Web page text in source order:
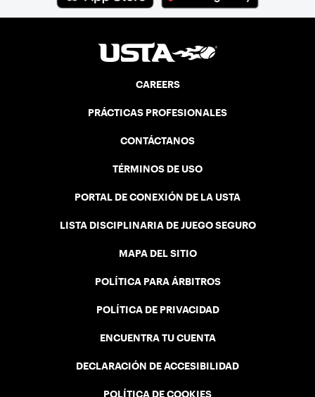
CAREERS
PRÁCTICAS PROFESIONALES
CONTÁCTANOS
TÉRMINOS DE USO
PORTAL DE CONEXIÓN DE LA USTA
LISTA DISCIPLINARIA DE JUEGO SEGURO
MAPA DEL SITIO
POLÍTICA PARA ÁRBITROS
POLÍTICA DE PRIVACIDAD
ENCUENTRA TU CUENTA
DECLARACIÓN DE ACCESIBILIDAD
POLÍTICA DE COOKIES